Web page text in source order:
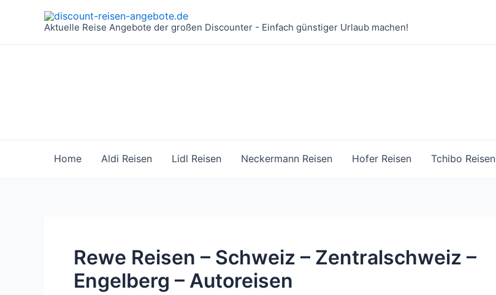
Aktuelle Reise Angebote der großen Discounter - Einfach günstiger Urlaub machen!
Home Aldi Reisen Lidl Reisen Neckermann Reisen Hofer Reisen Tchibo Reisen
Rewe Reisen – Schweiz – Zentralschweiz –
Engelberg – Autoreisen